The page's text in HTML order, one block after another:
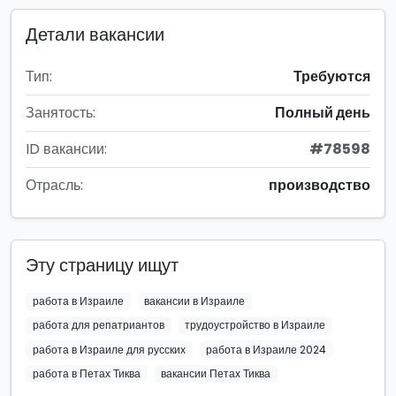
Детали вакансии
Тип:
Требуются
Занятость:
Полный день
ID вакансии:
#78598
Отрасль:
производство
Эту страницу ищут
работа в Израиле
вакансии в Израиле
работа для репатриантов
трудоустройство в Израиле
работа в Израиле для русских
работа в Израиле 2024
работа в Петах Тиква
вакансии Петах Тиква